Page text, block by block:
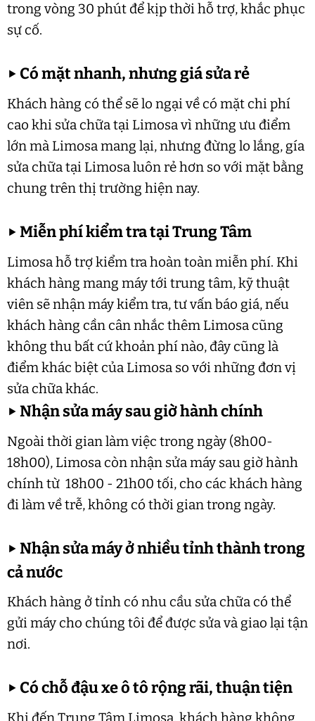
trong vòng 30 phút để kịp thời hỗ trợ, khắc phục
sự cố.
▶ Có mặt nhanh, nhưng giá sửa rẻ
Khách hàng có thể sẽ lo ngại về có mặt chi phí
cao khi sửa chữa tại Limosa vì những ưu điểm
lớn mà Limosa mang lại, nhưng đừng lo lắng, gía
sửa chữa tại Limosa luôn rẻ hơn so với mặt bằng
chung trên thị trường hiện nay.
▶Miễn phí kiểm tra tại Trung Tâm
Limosa hỗ trợ kiểm tra hoàn toàn miễn phí. Khi
khách hàng mang máy tới trung tâm, kỹ thuật
viên sẽ nhận máy kiểm tra, tư vấn báo giá, nếu
khách hàng cần cân nhắc thêm Limosa cũng
không thu bất cứ khoản phí nào, đây cũng là
điểm khác biệt của Limosa so với những đơn vị
sửa chữa khác.
▶Nhận sửa máy sau giờ hành chính
Ngoài thời gian làm việc trong ngày (8h00-
18h00), Limosa còn nhận sửa máy sau giờ hành
chính từ 18h00 - 21h00 tối, cho các khách hàng
đi làm về trễ, không có thời gian trong ngày.
▶Nhận sửa máy ở nhiều tỉnh thành trong
cả nước
Khách hàng ở tỉnh có nhu cầu sửa chữa có thể
gửi máy cho chúng tôi để được sửa và giao lại tận
nơi.
▶ Có chỗ đậu xe ô tô rộng rãi, thuận tiện